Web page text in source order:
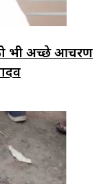
को भी अच्छे आचरण